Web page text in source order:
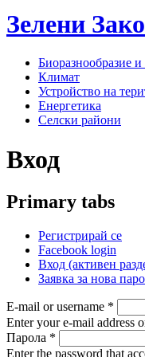
Зелени
Биоразнообразие и
Климат
Устройство на
Енергетика
Селски райони
Вход
Primary tabs
Регистрирай се
Facebook login
Вход (активен
Заявка за нова
E-mail or username *
Enter your e-mail address
Парола *
Enter the password that